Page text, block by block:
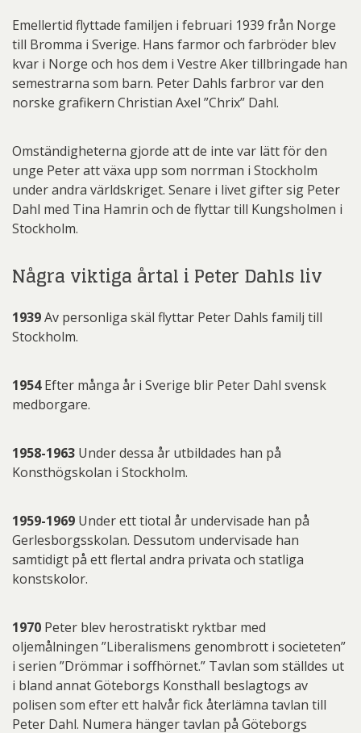
Emellertid flyttade familjen i februari 1939 från Norge
till Bromma i Sverige. Hans farmor och farbröder blev
kvar i Norge och hos dem i Vestre Aker tillbringade han
semestrarna som barn. Peter Dahls farbror var den
norske grafikern Christian Axel ”Chrix” Dahl.
Omständigheterna gjorde att de inte var lätt för den
unge Peter att växa upp som norrman i Stockholm
under andra världskriget. Senare i livet gifter sig Peter
Dahl med Tina Hamrin och de flyttar till Kungsholmen i
Stockholm.
Några viktiga årtal i Peter Dahls liv
1939Av personliga skäl flyttar Peter Dahls familj till
Stockholm.
1954Efter många år i Sverige blir Peter Dahl svensk
medborgare.
1958-1963 Under dessa år utbildades han på
Konsthögskolan i Stockholm.
1959-1969 Under ett tiotal år undervisade han på
Gerlesborgsskolan. Dessutom undervisade han
samtidigt på ett flertal andra privata och statliga
konstskolor.
1970 Peter blev herostratiskt ryktbar med
oljemålningen ”Liberalismens genombrott i societeten”
i serien ”Drömmar i soffhörnet.” Tavlan som ställdes ut
i bland annat Göteborgs Konsthall beslagtogs av
polisen som efter ett halvår fick återlämna tavlan till
Peter Dahl. Numera hänger tavlan på Göteborgs